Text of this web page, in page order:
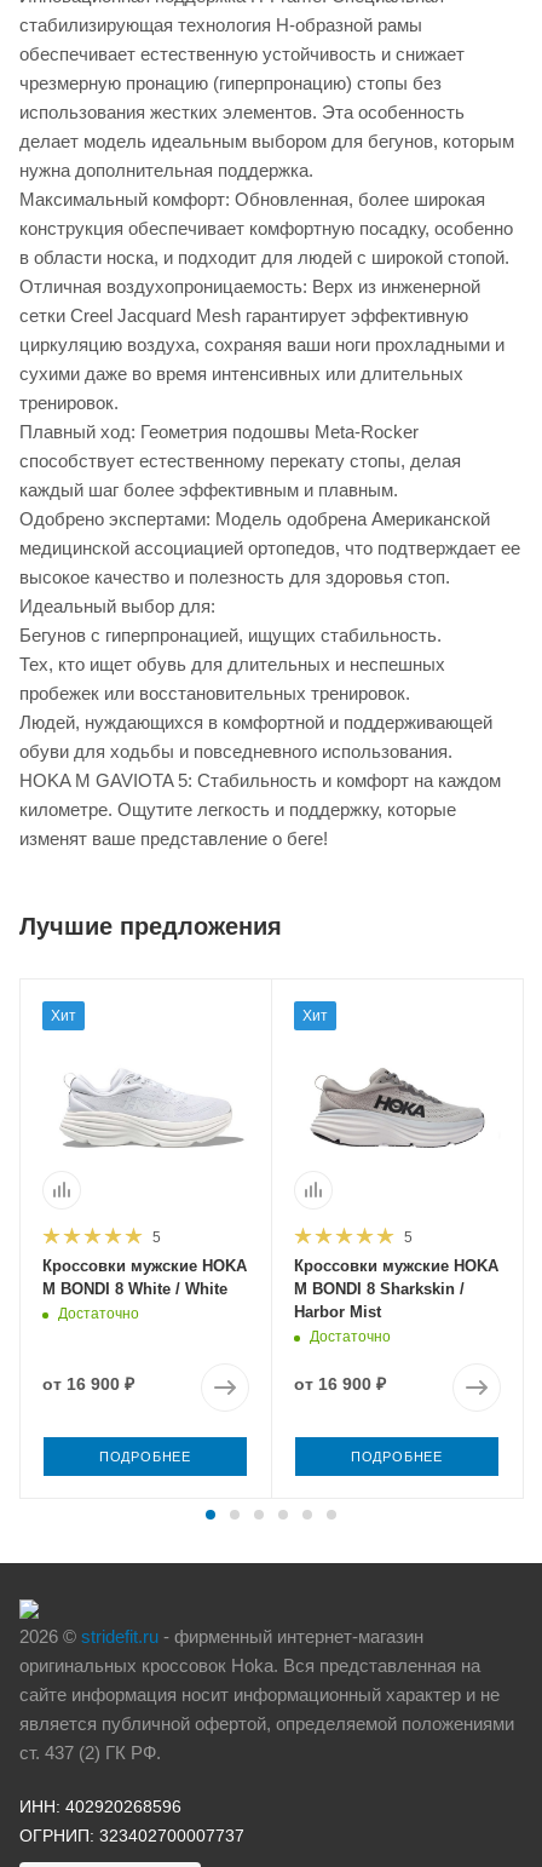
стабилизирующая технология H-образной рамы
обеспечивает естественную устойчивость и снижает
чрезмерную пронацию (гиперпронацию) стопы без
использования жестких элементов. Эта особенность
делает модель идеальным выбором для бегунов, которым
нужна дополнительная поддержка.
Максимальный комфорт: Обновленная, более широкая
конструкция обеспечивает комфортную посадку, особенно
в области носка, и подходит для людей с широкой стопой.
Отличная воздухопроницаемость: Верх из инженерной
сетки Creel Jacquard Mesh гарантирует эффективную
циркуляцию воздуха, сохраняя ваши ноги прохладными и
сухими даже во время интенсивных или длительных
тренировок.
Плавный ход: Геометрия подошвы Meta-Rocker
способствует естественному перекату стопы, делая
каждый шаг более эффективным и плавным.
Одобрено экспертами: Модель одобрена Американской
медицинской ассоциацией ортопедов, что подтверждает ее
высокое качество и полезность для здоровья стоп.
Идеальный выбор для:
Бегунов с гиперпронацией, ищущих стабильность.
Тех, кто ищет обувь для длительных и неспешных
пробежек или восстановительных тренировок.
Людей, нуждающихся в комфортной и поддерживающей
обуви для ходьбы и повседневного использования.
HOKA M GAVIOTA 5: Стабильность и комфорт на каждом
километре. Ощутите легкость и поддержку, которые
изменят ваше представление о беге!
Лучшие предложения
Хит
5
Кроссовки мужские HOKA
M BONDI 8 White / White
Достаточно
от 16 900 ₽
ПОДРОБНЕЕ
Хит
5
Кроссовки мужские HOKA
M BONDI 8 Sharkskin /
Harbor Mist
Достаточно
от 16 900 ₽
ПОДРОБНЕЕ
2026 © stridefit.ru - фирменный интернет-магазин
оригинальных кроссовок Hoka. Вся представленная на
сайте информация носит информационный характер и не
является публичной офертой, определяемой положениями
ст. 437 (2) ГК РФ.
ИНН: 402920268596
ОГРНИП: 323402700007737